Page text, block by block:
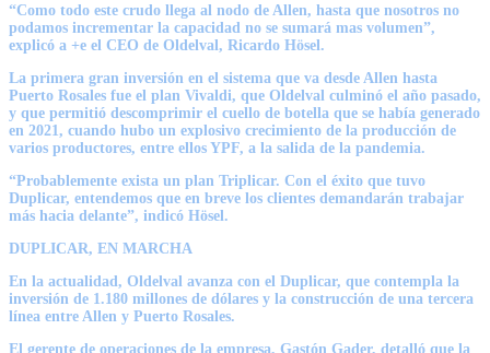
“Como todo este crudo llega al nodo de Allen, hasta que nosotros no
podamos incrementar la capacidad no se sumará mas volumen”,
explicó a +e el CEO de Oldelval, Ricardo Hösel.
La primera gran inversión en el sistema que va desde Allen hasta
Puerto Rosales fue el plan Vivaldi, que Oldelval culminó el año pasado,
y que permitió descomprimir el cuello de botella que se había generado
en 2021, cuando hubo un explosivo crecimiento de la producción de
varios productores, entre ellos YPF, a la salida de la pandemia.
“Probablemente exista un plan Triplicar. Con el éxito que tuvo
Duplicar, entendemos que en breve los clientes demandarán trabajar
más hacia delante”, indicó Hösel.
DUPLICAR, EN MARCHA
En la actualidad, Oldelval avanza con el Duplicar, que contempla la
inversión de 1.180 millones de dólares y la construcción de una tercera
línea entre Allen y Puerto Rosales.
El gerente de operaciones de la empresa, Gastón Gader, detalló que la